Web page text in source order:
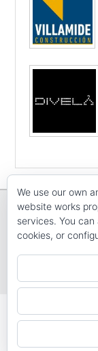
Copyright © ECV
We use our own
website works
services. You
cookies, or